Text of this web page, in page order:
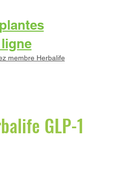
membre Herbalife
GLP-1